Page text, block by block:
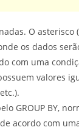
O
os dados
com uma
valores
GROUP BY,
acordo com